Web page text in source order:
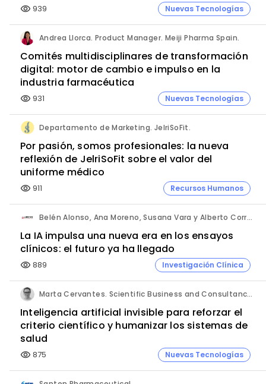
visibility 939 Nuevas Tecnologías
Andrea Llorca. Product Manager. Meiji Pharma Spain.
Comités multidisciplinares de transformación
digital: motor de cambio e impulso en la
industria farmacéutica
visibility 931 Nuevas Tecnologías
Departamento de Marketing. JelriSoFit.
Por pasión, somos profesionales: la nueva
reflexión de JelriSoFit sobre el valor del
uniforme médico
visibility 911 Recursos Humanos
Belén Alonso, Ana Moreno, Susana Vara y Alberto Corral. Apices.
La IA impulsa una nueva era en los ensayos
clínicos: el futuro ya ha llegado
visibility 889 Investigación Clínica
Marta Cervantes. Scientific Business and Consultancy. Punta Alta.
Inteligencia artificial invisible para reforzar el
criterio científico y humanizar los sistemas de
salud
visibility 875 Nuevas Tecnologías